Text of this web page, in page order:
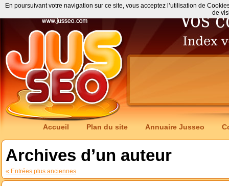
Accueil Plan du site Annuaire Jusseo
Archives d’un auteur
« Entrées plus anciennes
En poursuivant votre navigation sur ce site, vous acceptez l’utilisation de
de